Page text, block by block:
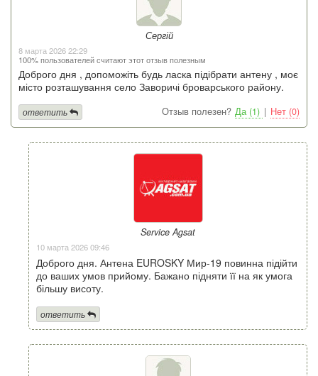
Сергій
8 марта 2026 22:29
100% пользователей считают этот отзыв полезным
Доброго дня , допоможіть будь ласка підібрати антену , моє
місто розташування село Заворичі броварського району.
Отзыв полезен? Да (1) | Нет (0)
ответить
Service Agsat
10 марта 2026 09:46
Доброго дня. Антена EUROSKY Мир-19 повинна підійти
до ваших умов прийому. Бажано підняти її на як умога
більшу висоту.
ответить